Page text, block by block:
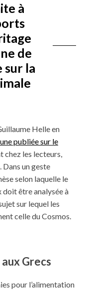
à
de
sur la
Helle en
publiée sur le
chez les lecteurs,
un geste
selon laquelle le
doit être analysée à
sur lequel les
celle du Cosmos.
Grecs
pour l’alimentation